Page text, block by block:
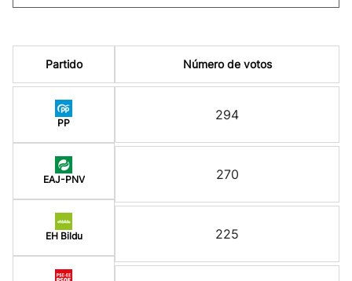
Partido
PP
EAJ-PNV
EH Bildu
Número de votos
294
270
225